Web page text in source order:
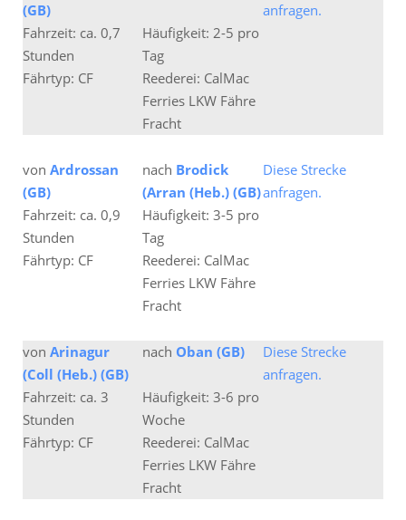
(GB)
anfragen.
Fahrzeit: ca. 0,7
Stunden
Häufigkeit: 2-5 pro
Tag
Fährtyp: CF
Reederei: CalMac
Ferries LKW Fähre
Fracht
von Ardrossan
(GB)
nach Brodick
(Arran (Heb.) (GB)
Diese Strecke
anfragen.
Fahrzeit: ca. 0,9
Stunden
Häufigkeit: 3-5 pro
Tag
Fährtyp: CF
Reederei: CalMac
Ferries LKW Fähre
Fracht
von Arinagur
(Coll (Heb.) (GB)
nach Oban (GB)
Diese Strecke
anfragen.
Fahrzeit: ca. 3
Stunden
Häufigkeit: 3-6 pro
Woche
Fährtyp: CF
Reederei: CalMac
Ferries LKW Fähre
Fracht